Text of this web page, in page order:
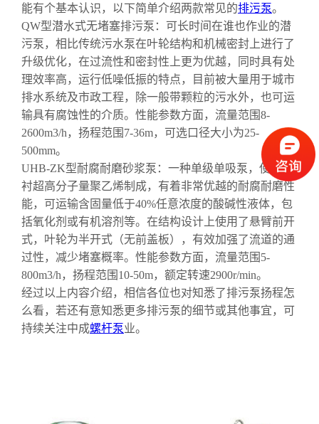
能有个基本认识，以下简单介绍两款常见的排污泵。
QW型潜水式无堵塞排污泵：可长时间在谁也作业的潜
污泵，相比传统污水泵在叶轮结构和机械密封上进行了
升级优化，在过流性和密封性上更为优越，同时具有处
理效率高，运行低噪低振的特点，目前被大量用于城市
排水系统及市政工程，除一般带颗粒的污水外，也可运
输具有腐蚀性的介质。性能参数方面，流量范围8-
2600m3/h，扬程范围7-36m，可选口径大小为25-
500mm。
UHB-ZK型耐腐耐磨砂浆泵：一种单级单吸泵，使用钢
衬超高分子量聚乙烯制成，有着非常优越的耐腐耐磨性
能，可运输含固量低于40%任意浓度的酸碱性液体，包
括氧化剂或有机溶剂等。在结构设计上使用了悬臂前开
式，叶轮为半开式（无前盖板），有效加强了流道的通
过性，减少堵塞概率。性能参数方面，流量范围5-
800m3/h，扬程范围10-50m，额定转速2900r/min。
经过以上内容介绍，相信各位也对知悉了排污泵扬程怎
么看，若还有意知悉更多排污泵的细节或其他事宜，可
持续关注中成螺杆泵业。